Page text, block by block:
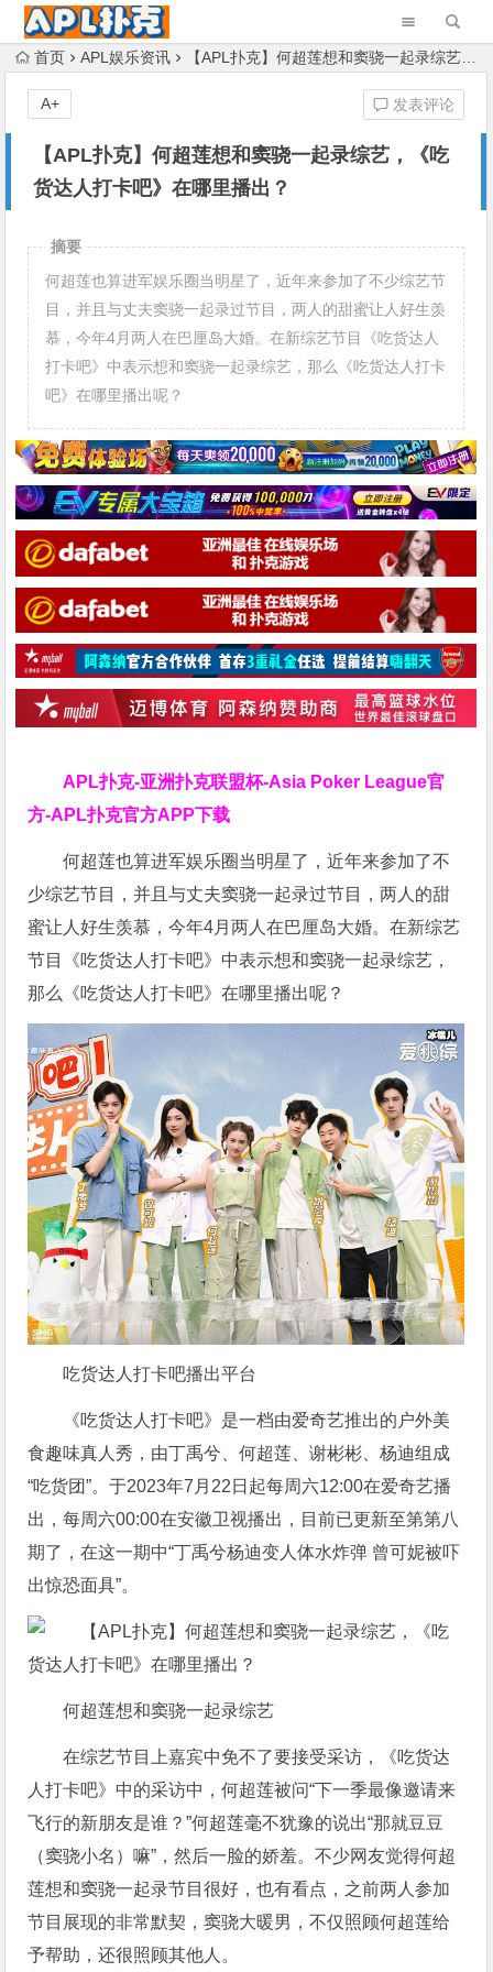
首页 APL娱乐资讯 【APL扑克】何超莲想和窦骁一起录综艺，《吃货达人打卡吧》在哪里播出？
【APL扑克】何超莲想和窦骁一起录综艺，《吃
货达人打卡吧》在哪里播出？
发表评论
A+
摘要
何超莲也算进军娱乐圈当明星了，近年来参加了不少综艺节
目，并且与丈夫窦骁一起录过节目，两人的甜蜜让人好生羡
慕，今年4月两人在巴厘岛大婚。在新综艺节目《吃货达人
打卡吧》中表示想和窦骁一起录综艺，那么《吃货达人打卡
吧》在哪里播出呢？
APL扑克-亚洲扑克联盟杯-Asia Poker League官
方-APL扑克官方APP下载
何超莲也算进军娱乐圈当明星了，近年来参加了不
少综艺节目，并且与丈夫窦骁一起录过节目，两人的甜
蜜让人好生羡慕，今年4月两人在巴厘岛大婚。在新综艺
节目《吃货达人打卡吧》中表示想和窦骁一起录综艺，
那么《吃货达人打卡吧》在哪里播出呢？
吃货达人打卡吧播出平台
《吃货达人打卡吧》是一档由爱奇艺推出的户外美
食趣味真人秀，由丁禹兮、何超莲、谢彬彬、杨迪组成
“吃货团”。于2023年7月22日起每周六12:00在爱奇艺播
出，每周六00:00在安徽卫视播出，目前已更新至第第八
期了，在这一期中“丁禹兮杨迪变人体水炸弹 曾可妮被吓
出惊恐面具”。
何超莲想和窦骁一起录综艺
在综艺节目上嘉宾中免不了要接受采访，《吃货达
人打卡吧》中的采访中，何超莲被问“下一季最像邀请来
飞行的新朋友是谁？”何超莲毫不犹豫的说出“那就豆豆
（窦骁小名）嘛”，然后一脸的娇羞。不少网友觉得何超
莲想和窦骁一起录节目很好，也有看点，之前两人参加
节目展现的非常默契，窦骁大暖男，不仅照顾何超莲给
予帮助，还很照顾其他人。